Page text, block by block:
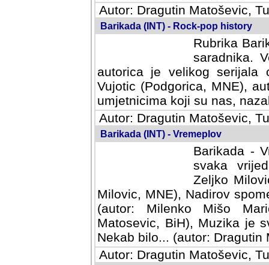
Autor: Dragutin Matoševic,
Barikada (INT) - Rock-pop history
Rubrika
saradnika.
autorica je velikog serijala
Vujotic (Podgorica, MNE),
umjetnicima koji su nas,
Autor: Dragutin Matoševic,
Barikada (INT) - Vremeplov
Barikada -
svaka
Milovic,
MNE), Nadirov spomenar
Milenko Mišo Maric, UK),
Muzika je svirala (autor:
(autor: Dragutin Matosevic,
Autor: Dragutin Matoševic,